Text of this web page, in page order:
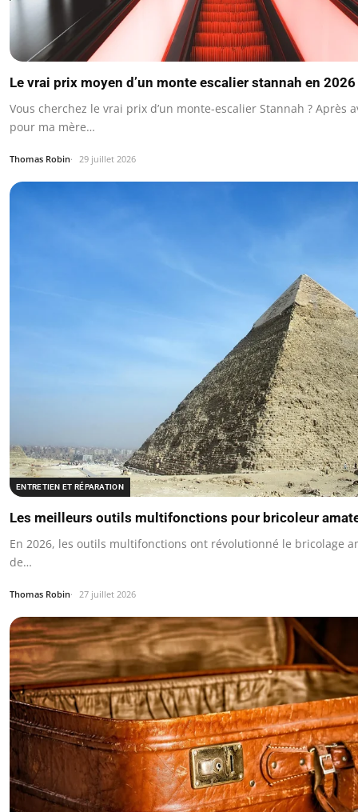
Le vrai prix moyen d’un monte escalier stannah en 2026
Vous cherchez le vrai prix d’un monte-escalier Stannah ? Après
pour ma mère…
Thomas Robin 29 juillet 2026
ENTRETIEN ET RÉPARATION
Les meilleurs outils multifonctions pour bricoleur
En 2026, les outils multifonctions ont révolutionné le bricolage
de…
Thomas Robin 27 juillet 2026